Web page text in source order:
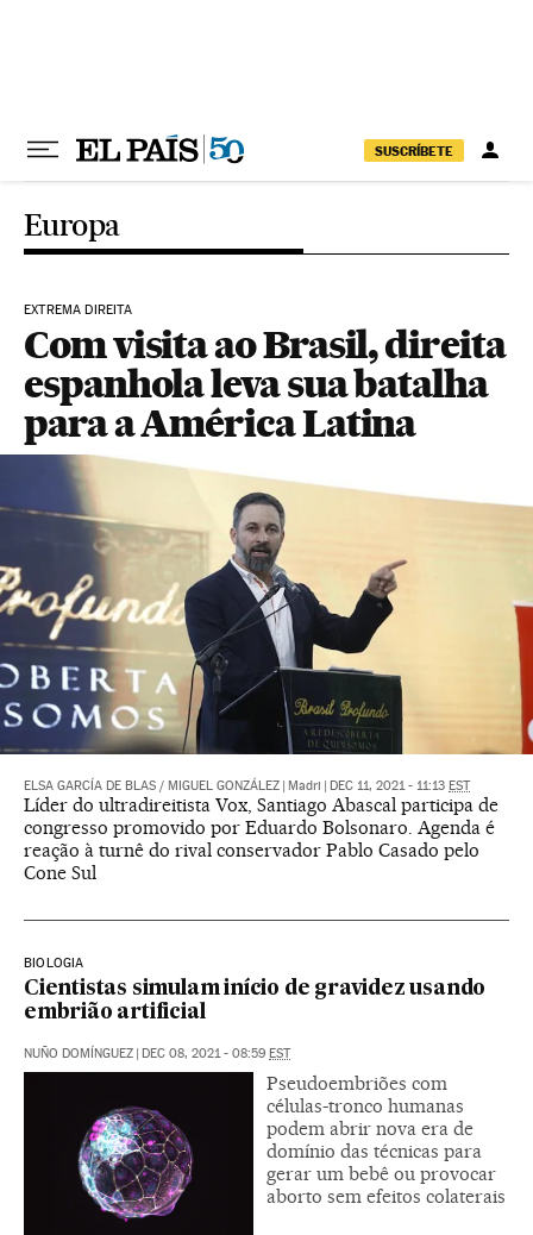
SUSCRÍBETE
Europa
EXTREMA DIREITA
Com visita ao Brasil, direita
espanhola leva sua batalha
para a América Latina
ELSA GARCÍA DE BLAS / MIGUEL GONZÁLEZ Madri DEC 11, 2021 - 11:13 EST
Líder do ultradireitista Vox, Santiago Abascal participa de
congresso promovido por Eduardo Bolsonaro. Agenda é
reação à turnê do rival conservador Pablo Casado pelo
Cone Sul
BIOLOGIA
Cientistas simulam início de gravidez usando
embrião artificial
NUÑO DOMÍNGUEZ DEC 08, 2021 - 08:59 EST
Pseudoembriões com
células-tronco humanas
podem abrir nova era de
domínio das técnicas para
gerar um bebê ou provocar
aborto sem efeitos colaterais